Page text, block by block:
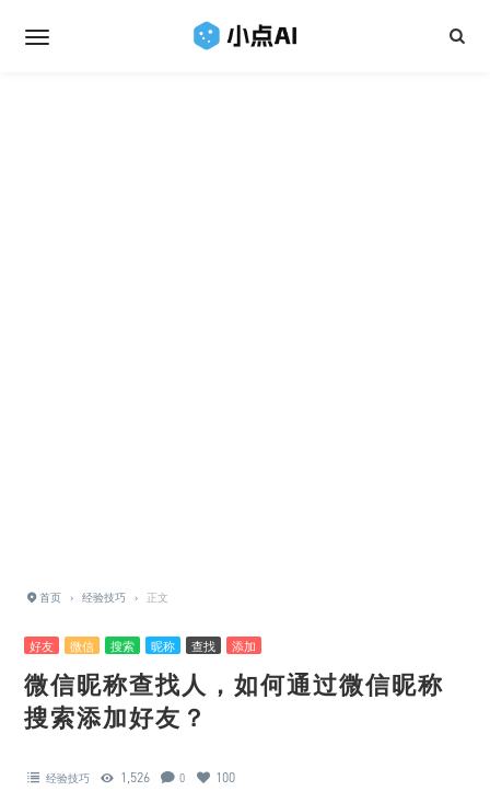
首页 › 经验技巧 › 正文
好友 微信 搜索 昵称 查找 添加
微信昵称查找人，如何通过微信昵称
搜索添加好友？
经验技巧 1,526 0 100